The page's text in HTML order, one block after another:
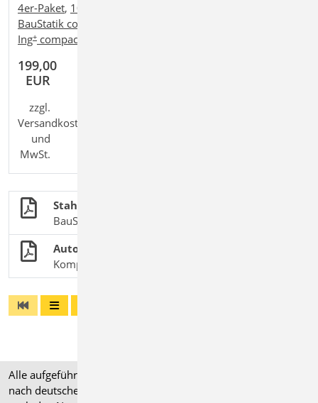
4er-Paket, 10er-Paket
BauStatik compact
Ing+ compact
199,00
EUR
zzgl.
Versandkosten
und
MwSt.
Stahlbetonbau
BauStatik-Module nach DIN EN 1992-1-1
Automatische Bewehrung überführen
Komplexe Bewehrungswahl effizient gestalten
Alle aufgeführten Preise verstehen sich für Module/Pakete
nach deutschen Normgrundlagen (".de"). Module, die auch